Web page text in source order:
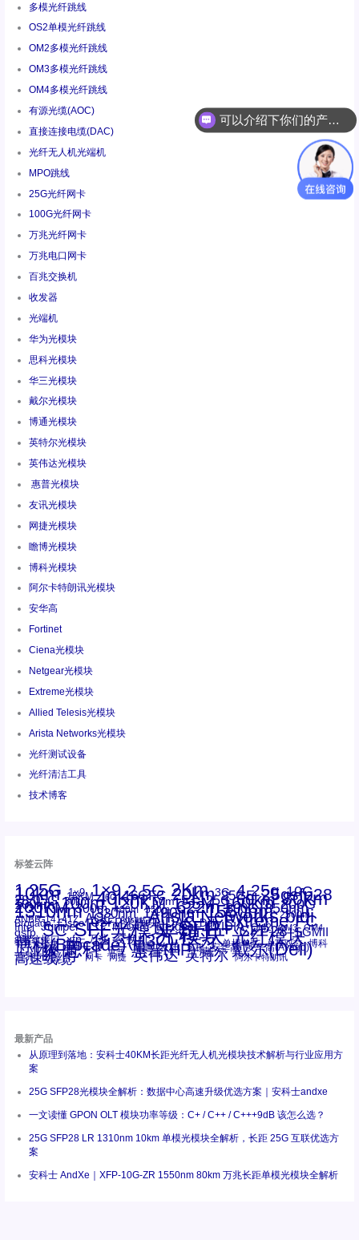
多模光纤跳线
OS2单模光纤跳线
OM2多模光纤跳线
OM3多模光纤跳线
OM4多模光纤跳线
有源光缆(AOC)
直接连接电缆(DAC)
光纤无人机光端机
MPO跳线
25G光纤网卡
100G光纤网卡
万兆光纤网卡
万兆电口网卡
百兆交换机
收发器
光端机
华为光模块
思科光模块
华三光模块
戴尔光模块
博通光模块
英特尔光模块
英伟达光模块
惠普光模块
友讯光模块
网捷光模块
瞻博光模块
博科光模块
阿尔卡特朗讯光模块
安华高
Fortinet
Ciena光模块
Netgear光模块
Extreme光模块
Allied Telesis光模块
Arista Networks光模块
光纤测试设备
光纤清洁工具
技术博客
标签云阵
1.25G 1x9 1×9 2.5G 2Km 3G 4.25g 10G
10km 15KM 16G 16GFC 20km 25GE 25gsfp28
28.05G 30km 40Km 50m 53.125G 60km 80km
100km 100m 120KM 155M 160km 200G
200KM 300m 400m 550m 622m 800G 850nm
1310nm 1330nm 1490nm 1550nm 2500m
ANBR-1414TZ AOC Arista Arista Networks bidi
Brocade Cisco CSFP光模块 DAC Dell Extreme FC
Intel Juniper LC MPO-LC Netgear NVIDIA OM2 OM3 OM4
qsfp SC SFF光模块 SFP+ SFP28 SGMII
st螺纹接口 xfp 万兆 交换机 光模块 光纤模块
千兆光模块 华三 华三(H3C) 华为 单模单芯 单模双芯 博科
博科(Brocade) 博通 友讯 多模 安华高 安华高(Avago)
工业级 思科 惠普 惠普(HP) 戴尔 戴尔(Dell)
百兆 瞻博 网卡 网捷 英伟达 英特尔 阿尔卡特朗讯
高速线缆
最新产品
从原理到落地：安科士40KM长距光纤无人机光模块技术解析与行业应用方
案
25G SFP28光模块全解析：数据中心高速升级优选方案｜安科士andxe
一文读懂 GPON OLT 模块功率等级：C+ / C++ / C+++9dB 该怎么选？
25G SFP28 LR 1310nm 10km 单模光模块全解析，长距 25G 互联优选方
案
安科士 AndXe｜XFP-10G-ZR 1550nm 80km 万兆长距单模光模块全解析
你们是怎么收费的呢